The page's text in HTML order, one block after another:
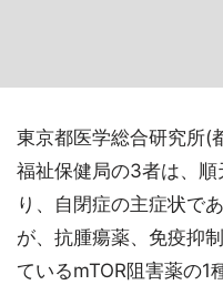
東京都医学総合研究所(
福祉保健局の3者は、順
り、自閉症の主症状で
が、抗腫瘍薬、免疫抑
ているmTOR阻害薬の1